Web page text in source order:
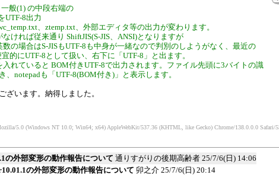
般(1) の中段右端の
UTF-8出力
、ztemp.txt、外部エディタ等の出力が変わります。
ければ従来通り ShiftJIS(S-JIS、ANSI)となりますが
数の場合はS-JISもUTF-8も中身が一緒なので判別のしようがなく、最近の
的にUTF-8として扱い、右下に「UTF-8」と出ます。
入れていると BOM付きUTF-8で出力されます。ファイル先頭に3バイトの識
、notepadも「UTF-8(BOM付き)」と表示します。
ざいます。納得しました。
5.0 (Windows NT 10.0; Win64; x64) AppleWebKit/537.36 (KHTML, like Gecko) Chrome/138.0.0.0 Safari/
の外部変形の動作報告について 通りすがりの後期高齢者 25/7/6(日) 14:06
の外部変形の動作報告について 卯之介 25/7/6(日) 20:14